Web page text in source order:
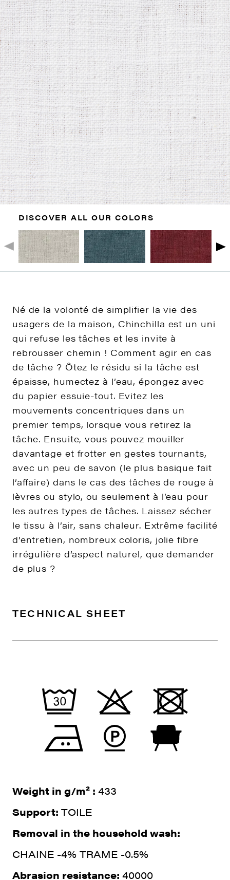
DISCOVER ALL OUR COLORS
Né de la volonté de simplifier la vie des
usagers de la maison, Chinchilla est un uni
qui refuse les tâches et les invite à
rebrousser chemin ! Comment agir en cas
de tâche ? Ôtez le résidu si la tâche est
épaisse, humectez à l’eau, épongez avec
du papier essuie-tout. Evitez les
mouvements concentriques dans un
premier temps, lorsque vous retirez la
tâche. Ensuite, vous pouvez mouiller
davantage et frotter en gestes tournants,
avec un peu de savon (le plus basique fait
l’affaire) dans le cas des tâches de rouge à
lèvres ou stylo, ou seulement à l’eau pour
les autres types de tâches. Laissez sécher
le tissu à l’air, sans chaleur. Extrême facilité
d’entretien, nombreux coloris, jolie fibre
irrégulière d’aspect naturel, que demander
de plus ?
TECHNICAL SHEET
Weight in g/m² : 433
Support: TOILE
Removal in the household wash:
CHAINE -4% TRAME -0.5%
Abrasion resistance: 40000